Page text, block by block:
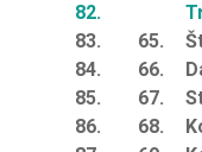
82.
83.
84.
85.
86.
65.
66.
67.
68.